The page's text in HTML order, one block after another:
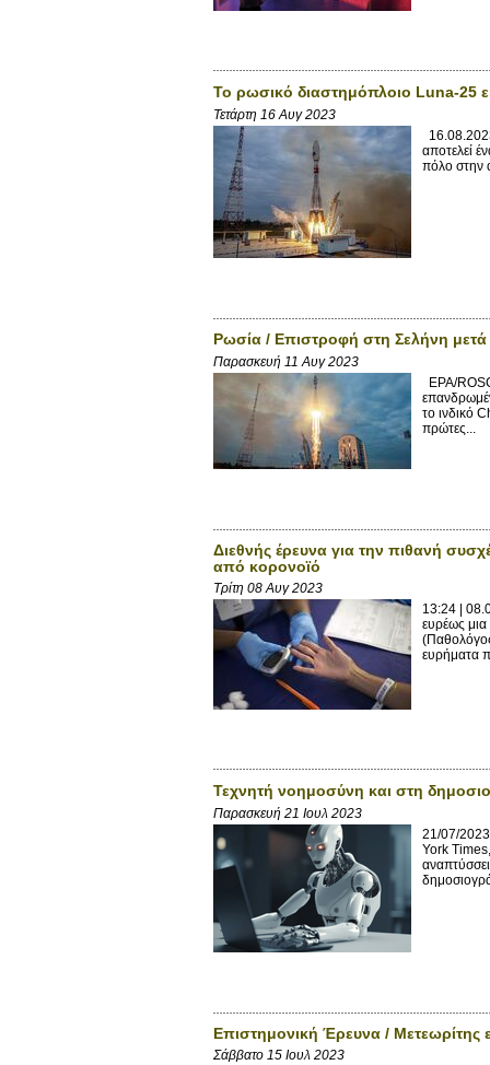
Το ρωσικό διαστημόπλοιο Luna-25
Τετάρτη 16 Αυγ 2023
αποτελεί
πόλο στην
Ρωσία / Επιστροφή στη Σελήνη
Παρασκευή 11 Αυγ 2023
EPA/
το ινδικό
πρώτες...
Διεθνής έρευνα για την πιθανή
από κορονοϊό
Τρίτη 08 Αυγ 2023
13:24 |
ευρέως
ευρήματα
Τεχνητή νοημοσύνη και στη
Παρασκευή 21 Ιουλ 2023
21/07/
York
Επιστημονική Έρευνα / Μετεωρίτης
Σάββατο 15 Ιουλ 2023